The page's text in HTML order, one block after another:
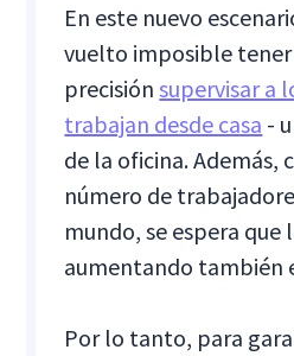
En este nuevo
vuelto imposible
precisiónsupervisar a
trabajan desde casa -
de la oficina. Además,
número de
mundo, se espera que
aumentando también
Por lo tanto, para